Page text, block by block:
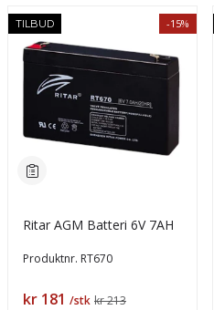
TILBUD -15%
Ritar AGM Batteri 6V 7AH
Produktnr. RT670
Pris
kr 181 /stk kr 213